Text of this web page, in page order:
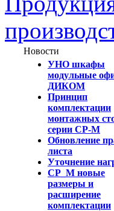
Новости
УНО шкафы
модульные
ДИКОМ
Принцип
комплектации
монтажных
серии СР-М
Обновление
листа
Уточнение
СР_М новые
размеры и
расширение
комплектации